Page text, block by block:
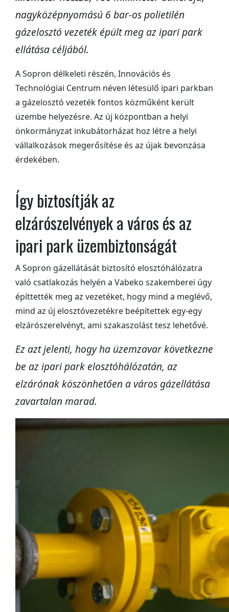
nagyközépnyomású 6 bar-os polietilén
gázelosztó vezeték épült meg az ipari park
ellátása céljából.
A Sopron délkeleti részén, Innovációs és
Technológiai Centrum néven létesülő ipari parkban
a gázelosztó vezeték fontos közműként került
üzembe helyezésre. Az új központban a helyi
önkormányzat inkubátorházat hoz létre a helyi
vállalkozások megerősítése és az újak bevonzása
érdekében.
Így biztosítják az
elzárószelvények a város és az
ipari park üzembiztonságát
A Sopron gázellátását biztosító elosztóhálózatra
való csatlakozás helyén a Vabeko szakemberei úgy
építtették meg az vezetéket, hogy mind a meglévő,
mind az új elosztóvezetékre beépítettek egy-egy
elzárószerelvényt, ami szakaszolást tesz lehetővé.
Ez azt jelenti, hogy ha üzemzavar következne
be az ipari park elosztóhálózatán, az
elzárónak köszönhetően a város gázellátása
zavartalan marad.